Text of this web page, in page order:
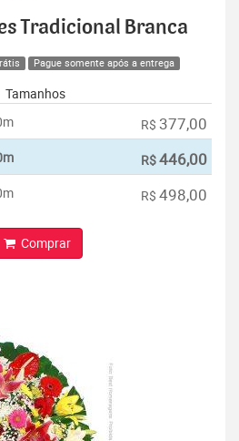
Tradicional Branca
Pague somente após a entrega
Tamanhos
R$ 377,00
R$446,00
R$ 498,00
Comprar